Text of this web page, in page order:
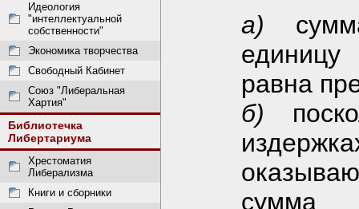
Идеология
"интеллектуальной
собственности"
Экономика творчества
Свободный Кабинет
Союз "Либеральная
Хартия"
Библиотечка
Либертариума
Хрестоматия
Либерализма
Книги и сборники
а)
единицу
равна
б)
сумма